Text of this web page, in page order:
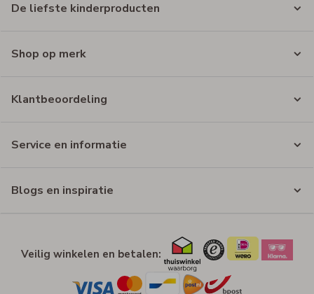
De liefste kinderproducten
Shop op merk
Klantbeoordeling
Service en informatie
Blogs en inspiratie
Veilig winkelen en betalen: